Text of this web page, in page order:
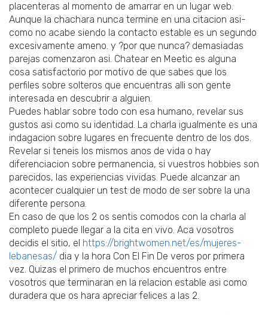
placenteras al momento de amarrar en un lugar web.
Aunque la chachara nunca termine en una citacion asi­
como no acabe siendo la contacto estable es un segundo
excesivamente ameno. y ?por que nunca? demasiadas
parejas comenzaron asi. Chatear en Meetic es alguna
cosa satisfactorio por motivo de que sabes que los
perfiles sobre solteros que encuentras alli son gente
interesada en descubrir a alguien.
Puedes hablar sobre todo con esa humano, revelar sus
gustos asi­ como su identidad. La charla igualmente es una
indagacion sobre lugares en frecuente dentro de los dos.
Revelar si teneis los mismos anos de vida o hay
diferenciacion sobre permanencia, si vuestros hobbies son
parecidos, las experiencias vividas. Puede alcanzar an
acontecer cualquier un test de modo de ser sobre la una
diferente persona.
En caso de que los 2 os sentis comodos con la charla al
completo puede llegar a la cita en vivo. Aca vosotros
decidis el sitio, el https://brightwomen.net/es/mujeres-
lebanesas/ dia y la hora Con El Fin De veros por primera
vez. Quizas el primero de muchos encuentros entre
vosotros que terminaran en la relacion estable asi­ como
duradera que os hara apreciar felices a las 2.